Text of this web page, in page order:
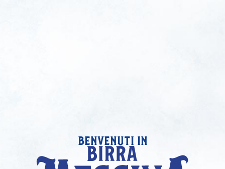
benvenuti in